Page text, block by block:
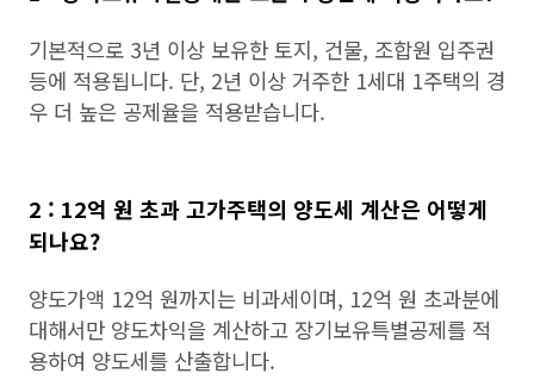
기본적으로 3년 이상 보유한 토지, 건물, 조합원 입주권
등에 적용됩니다. 단, 2년 이상 거주한 1세대 1주택의 경
우 더 높은 공제율을 적용받습니다.
2 : 12억 원 초과 고가주택의 양도세 계산은 어떻게
되나요?
양도가액 12억 원까지는 비과세이며, 12억 원 초과분에
대해서만 양도차익을 계산하고 장기보유특별공제를 적
용하여 양도세를 산출합니다.